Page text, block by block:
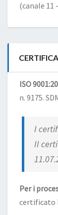
(canale
ISO
n. 9175.
I
II
Per i
certificato